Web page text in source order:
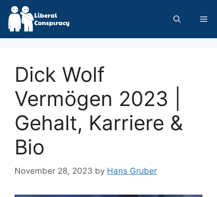
Skip
content
Dick Wolf
Vermögen 2023 |
Gehalt, Karriere &
Bio
November 28, 2023 by Hans Gruber